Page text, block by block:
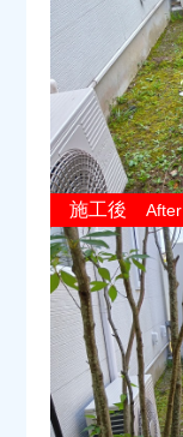
施工後 After